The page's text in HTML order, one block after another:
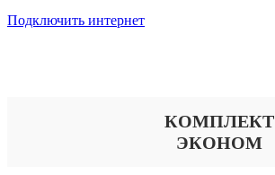
Подключить интернет
КОМПЛЕКТ
ЭКОНОМ